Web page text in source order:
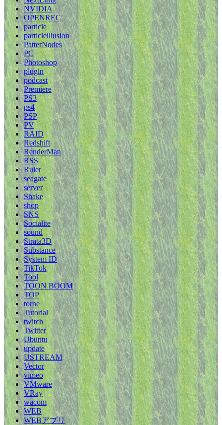
NVIDIA
OPENREC
particle
particleillusion
PatterNodes
PC
Photoshop
plugin
podcast
Premiere
PS3
ps4
PSP
PV
RAID
Redshift
RenderMan
RSS
Ruler
seagate
server
Shake
shop
SNS
Socialite
sound
Strata3D
Substance
System ID
TikTok
Tool
TOON BOOM
TOP
torne
Tutorial
twitch
Twitter
Ubuntu
update
USTREAM
Vector
vimeo
VMware
VRay
wacom
WEB
WEBアプリ